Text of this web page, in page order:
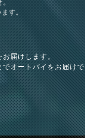
す。
届けします。
オートバイをお届け